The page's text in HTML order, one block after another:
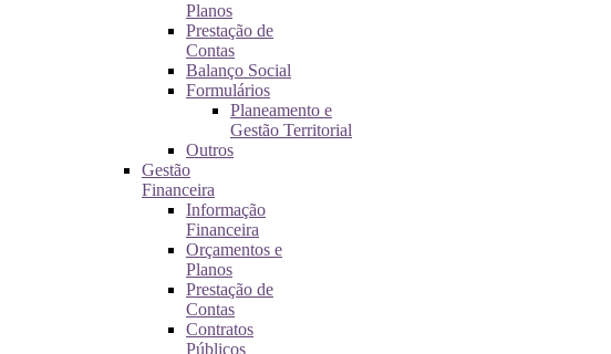
Planos
Prestação de
Contas
Balanço Social
Formulários
Planeamento e
Gestão Territorial
Outros
Gestão
Financeira
Informação
Financeira
Orçamentos e
Planos
Prestação de
Contas
Contratos
Públicos